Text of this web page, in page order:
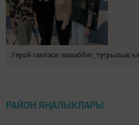
Герой гаиләсе: мәхәббәт, тугрылык
РАЙОН ЯҢАЛЫКЛАРЫ